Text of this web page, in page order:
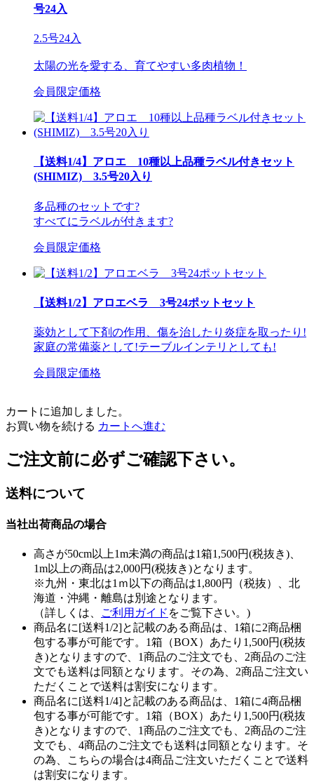
号24入
2.5号24入
太陽の光を愛する、育てやすい多肉植物！
会員限定価格
【送料1/4】アロエ 10種以上品種ラベル付きセット
(SHIMIZ) 3.5号20入り
多品種のセットです?
すべてにラベルが付きます?
会員限定価格
【送料1/2】アロエベラ 3号24ポットセット
薬効として下剤の作用、傷を治したり炎症を取ったり!
家庭の常備薬として!テーブルインテリとしても!
会員限定価格
カートに追加しました。
お買い物を続ける カートへ進む
ご注文前に必ずご確認下さい。
送料について
当社出荷商品の場合
高さが50cm以上1m未満の商品は1箱1,500円(税抜き)、
1m以上の商品は2,000円(税抜き)となります。
※九州・東北は1ｍ以下の商品は1,800円（税抜）、北
海道・沖縄・離島は別途となります。
（詳しくは、
ご利用ガイド をご覧下さい。)
商品名に[送料1/2]と記載のある商品は、1箱に2商品梱
包する事が可能です。1箱（BOX）あたり1,500円(税抜
き)となりますので、1商品のご注文でも、2商品のご注
文でも送料は同額となります。その為、2商品ご注文い
ただくことで送料は割安になります。
商品名に[送料1/4]と記載のある商品は、1箱に4商品梱
包する事が可能です。1箱（BOX）あたり1,500円(税抜
き)となりますので、1商品のご注文でも、2商品のご注
文でも、4商品のご注文でも送料は同額となります。そ
の為、こちらの場合は4商品ご注文いただくことで送料
は割安になります。